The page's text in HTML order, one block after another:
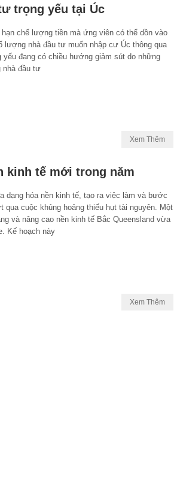
trọng yếu tại Úc
chế lượng tiền mà ứng viên có thể dồn vào
lượng nhà đầu tư muốn nhập cư Úc thông qua
đang có chiều hướng giảm sút do những
nhà đầu tư
Xem Thêm
kinh tế mới trong năm
dạng hóa nền kinh tế, tạo ra việc làm và bước
cuộc khủng hoảng thiếu hụt tài nguyên. Một
và nâng cao nền kinh tế Bắc Queensland vừa
Kế hoạch này
Xem Thêm